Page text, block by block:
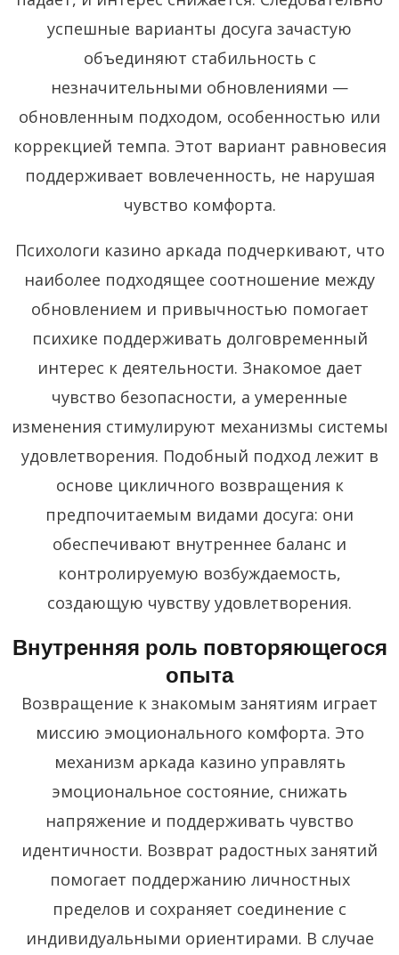
успешные варианты досуга зачастую
объединяют стабильность с
незначительными обновлениями —
обновленным подходом, особенностью или
коррекцией темпа. Этот вариант равновесия
поддерживает вовлеченность, не нарушая
чувство комфорта.
Психологи казино аркада подчеркивают, что
наиболее подходящее соотношение между
обновлением и привычностью помогает
психике поддерживать долговременный
интерес к деятельности. Знакомое дает
чувство безопасности, а умеренные
изменения стимулируют механизмы системы
удовлетворения. Подобный подход лежит в
основе цикличного возвращения к
предпочитаемым видами досуга: они
обеспечивают внутреннее баланс и
контролируемую возбуждаемость,
создающую чувству удовлетворения.
Внутренняя роль повторяющегося
опыта
Возвращение к знакомым занятиям играет
миссию эмоционального комфорта. Это
механизм аркада казино управлять
эмоциональное состояние, снижать
напряжение и поддерживать чувство
идентичности. Возврат радостных занятий
помогает поддержанию личностных
пределов и сохраняет соединение с
индивидуальными ориентирами. В случае